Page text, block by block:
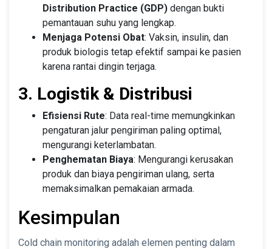
Distribution Practice (GDP) dengan bukti
pemantauan suhu yang lengkap.
Menjaga Potensi Obat: Vaksin, insulin, dan
produk biologis tetap efektif sampai ke pasien
karena rantai dingin terjaga.
3. Logistik & Distribusi
Efisiensi Rute: Data real-time memungkinkan
pengaturan jalur pengiriman paling optimal,
mengurangi keterlambatan.
Penghematan Biaya: Mengurangi kerusakan
produk dan biaya pengiriman ulang, serta
memaksimalkan pemakaian armada.
Kesimpulan
Cold chain monitoring adalah elemen penting dalam